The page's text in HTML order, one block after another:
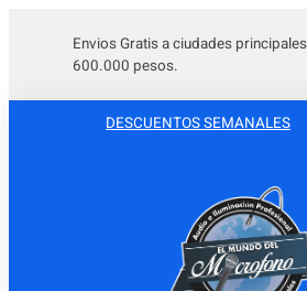
Envios Gratis a ciudades
600.000 pesos.
DESCUENTOS SEMANALES